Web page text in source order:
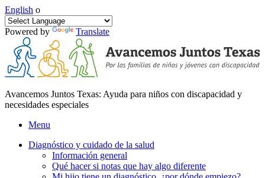
English o
Powered by Translate
Avancemos Juntos Texas: Ayuda para niños con discapacidad y
necesidades especiales
Menu
Diagnóstico y cuidado de la salud
Información general
Qué hacer si notas que hay algo diferente